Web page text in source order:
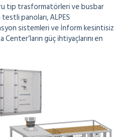
tip trasformatörleri ve busbar
panoları, ALPES
sistemleri ve İnform kesintisiz
Center’ların güç ihtiyaçlarını en